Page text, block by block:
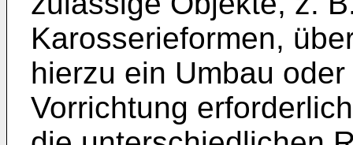
Karosserieformen,
hierzu ein Umbau
Vorrichtung